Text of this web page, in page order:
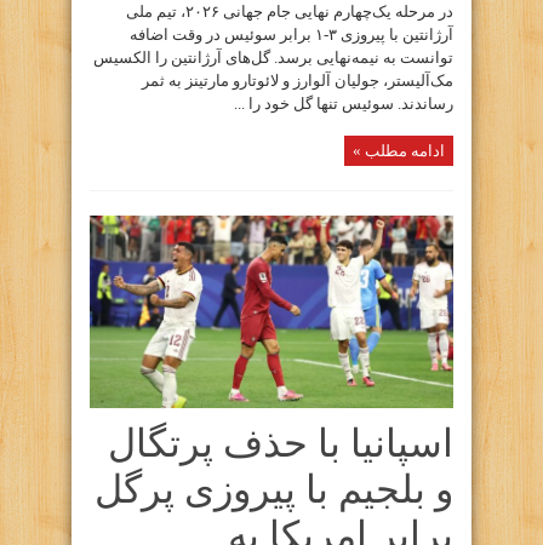
در مرحله یک‌چهارم نهایی جام جهانی ۲۰۲۶، تیم ملی
آرژانتین با پیروزی ۳-۱ برابر سوئیس در وقت اضافه
توانست به نیمه‌نهایی برسد. گل‌های آرژانتین را الکسیس
مک‌آلیستر، جولیان آلوارز و لائوتارو مارتینز به ثمر
رساندند. سوئیس تنها گل خود را ...
ادامه مطلب »
اسپانیا با حذف پرتگال
و بلجیم با پیروزی پرگل
برابر امریکا به